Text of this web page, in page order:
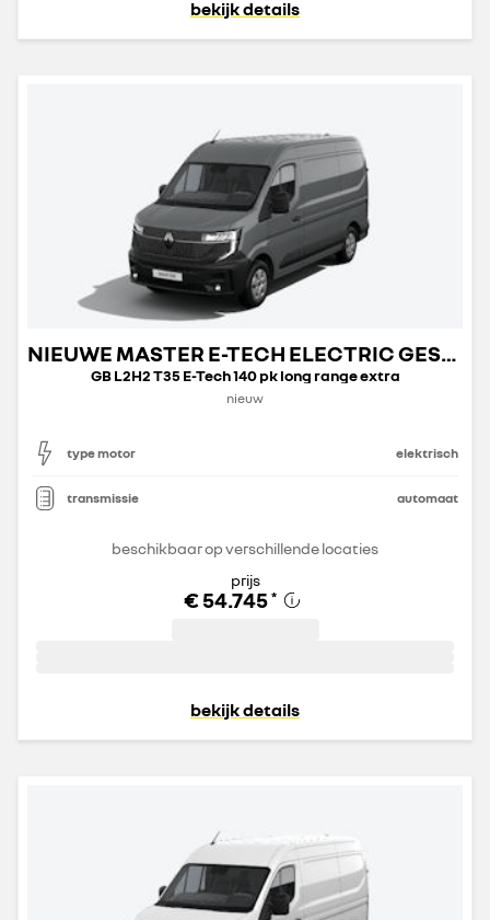
bekijk details
NIEUWE MASTER E-TECH ELECTRIC GESLOTEN TRANSPORT
GB L2H2 T35 E-Tech 140 pk long range extra
nieuw
type motor elektrisch
transmissie automaat
beschikbaar op verschillende locaties
prijs
€ 54.745 *
bekijk details